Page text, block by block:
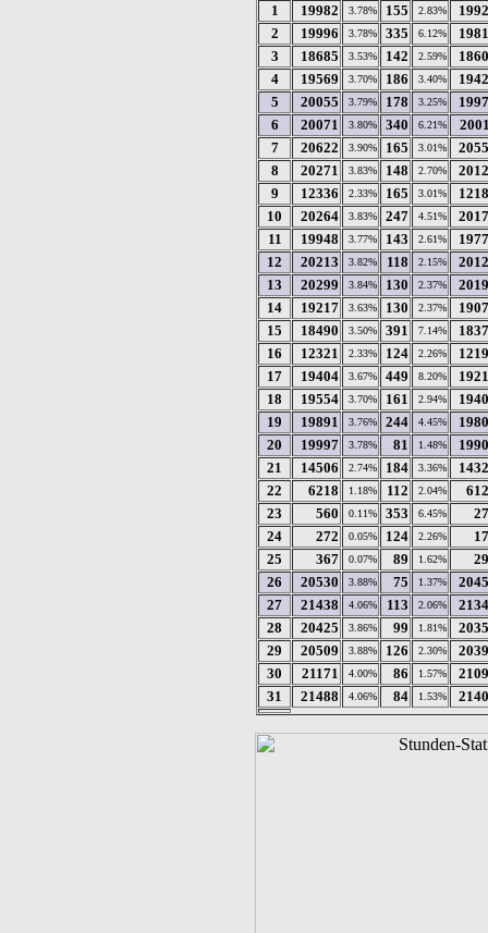
1
19982 3.78% 155 2.83%
2
19996 3.78% 335 6.12%
3
18685 3.53% 142 2.59%
4
19569 3.70% 186 3.40%
5
20055 3.79% 178 3.25%
6
20071 3.80% 340 6.21%
7
20622 3.90% 165 3.01%
8
20271 3.83% 148 2.70%
9
12336 2.33% 165 3.01%
10
20264 3.83% 247 4.51%
11
19948 3.77% 143 2.61%
12
20213 3.82% 118 2.15%
13
20299 3.84% 130 2.37%
14
19217 3.63% 130 2.37%
15
18490 3.50% 391 7.14%
16
12321 2.33% 124 2.26%
17
19404 3.67% 449 8.20%
18
19554 3.70% 161 2.94%
19
19891 3.76% 244 4.45%
20
19997 3.78% 81 1.48%
21
14506 2.74% 184 3.36%
22
6218 1.18% 112 2.04%
23
560 0.11% 353 6.45%
24
272 0.05% 124 2.26%
25
367 0.07% 89 1.62%
26
20530 3.88% 75 1.37%
27
21438 4.06% 113 2.06%
28
20425 3.86% 99 1.81%
29
20509 3.88% 126 2.30%
30
21171 4.00% 86 1.57%
31
21488 4.06% 84 1.53%